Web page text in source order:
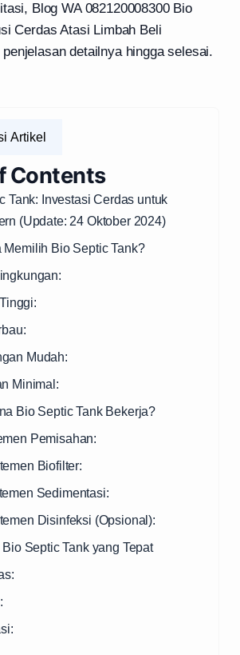
Blog WA 082120008300 Bio
Cerdas Atasi Limbah Beli
detailnya hingga selesai.
Artikel
Contents
Tank: Investasi Cerdas untuk
(Update: 24 Oktober 2024)
Memilih Bio Septic Tank?
Mudah:
Minimal:
Bio Septic Tank Bekerja?
Pemisahan:
Biofilter:
Sedimentasi:
Disinfeksi (Opsional):
Septic Tank yang Tepat